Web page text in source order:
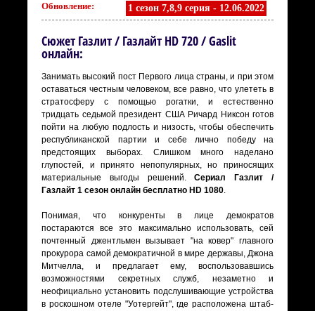
Обновление: 1 сезон 7,8,9 серия - 12.06.2022
Сюжет Газлит / Газлайт HD 720 / Gaslit
онлайн:
Занимать высокий пост Первого лица страны, и при этом
оставаться честным человеком, все равно, что улететь в
стратосферу с помощью рогатки, и естественно
тридцать седьмой президент США Ричард Никсон готов
пойти на любую подлость и низость, чтобы обеспечить
республиканской партии и себе лично победу на
предстоящих выборах. Слишком много наделано
глупостей, и принято непопулярных, но приносящих
материальные выгоды решений.Сериал Газлит /
Газлайт 1 сезон онлайн бесплатно HD 1080.
Понимая, что конкуренты в лице демократов
постараются все это максимально использовать, сей
почтенный джентльмен вызывает "на ковер" главного
прокурора самой демократичной в мире державы, Джона
Митчелла, и предлагает ему, воспользовавшись
возможностями секретных служб, незаметно и
неофициально установить подслушивающие устройства
в роскошном отеле "Уотергейт", где расположена штаб-